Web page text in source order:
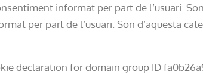
informat per part de l’usuari.
per part de l’usuari. Son d’aquesta
declaration for domain group ID